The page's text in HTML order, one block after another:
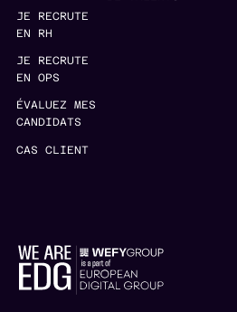
JE RECRUTE
EN RH
JE RECRUTE
EN OPS
ÉVALUEZ MES
CANDIDATS
CAS CLIENT